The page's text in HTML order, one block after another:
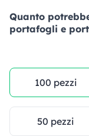
Quanto
portafogli e
100 pezzi
50 pezzi